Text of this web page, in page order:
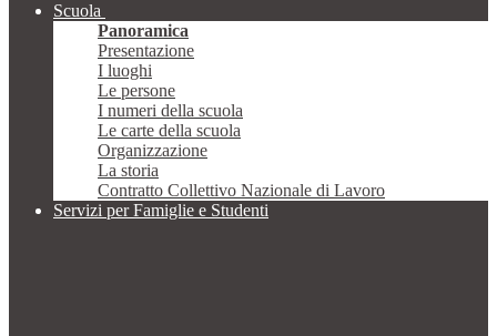
Scuola
Panoramica
Presentazione
I luoghi
Le persone
I numeri della scuola
Le carte della scuola
Organizzazione
La storia
Contratto Collettivo Nazionale di Lavoro
Servizi per Famiglie e Studenti